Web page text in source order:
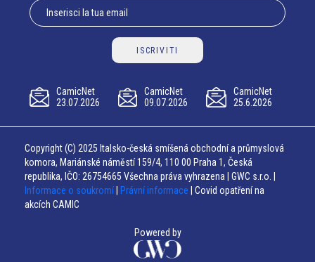
ISCRIVITI
CamicNet
23.07.2026
CamicNet
09.07.2026
CamicNet
25.6.2026
Copyright (C) 2025 Italsko-česká smíšená obchodní a průmyslová
komora, Mariánské náměstí 159/4, 110 00 Praha 1, Česká
republika, IČO: 26754665 Všechna práva vyhrazena | GWC s.r.o. |
Informace o soukromí
Právní informace | Covid opatření na
akcích CAMIC
Powered by